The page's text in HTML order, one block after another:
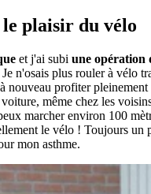
plaisir du vélo
et j'ai subi une opération
Je n'osais plus rouler à vélo
nouveau profiter
même chez les
marcher environ 100
le vélo ! Toujours un
mon asthme.